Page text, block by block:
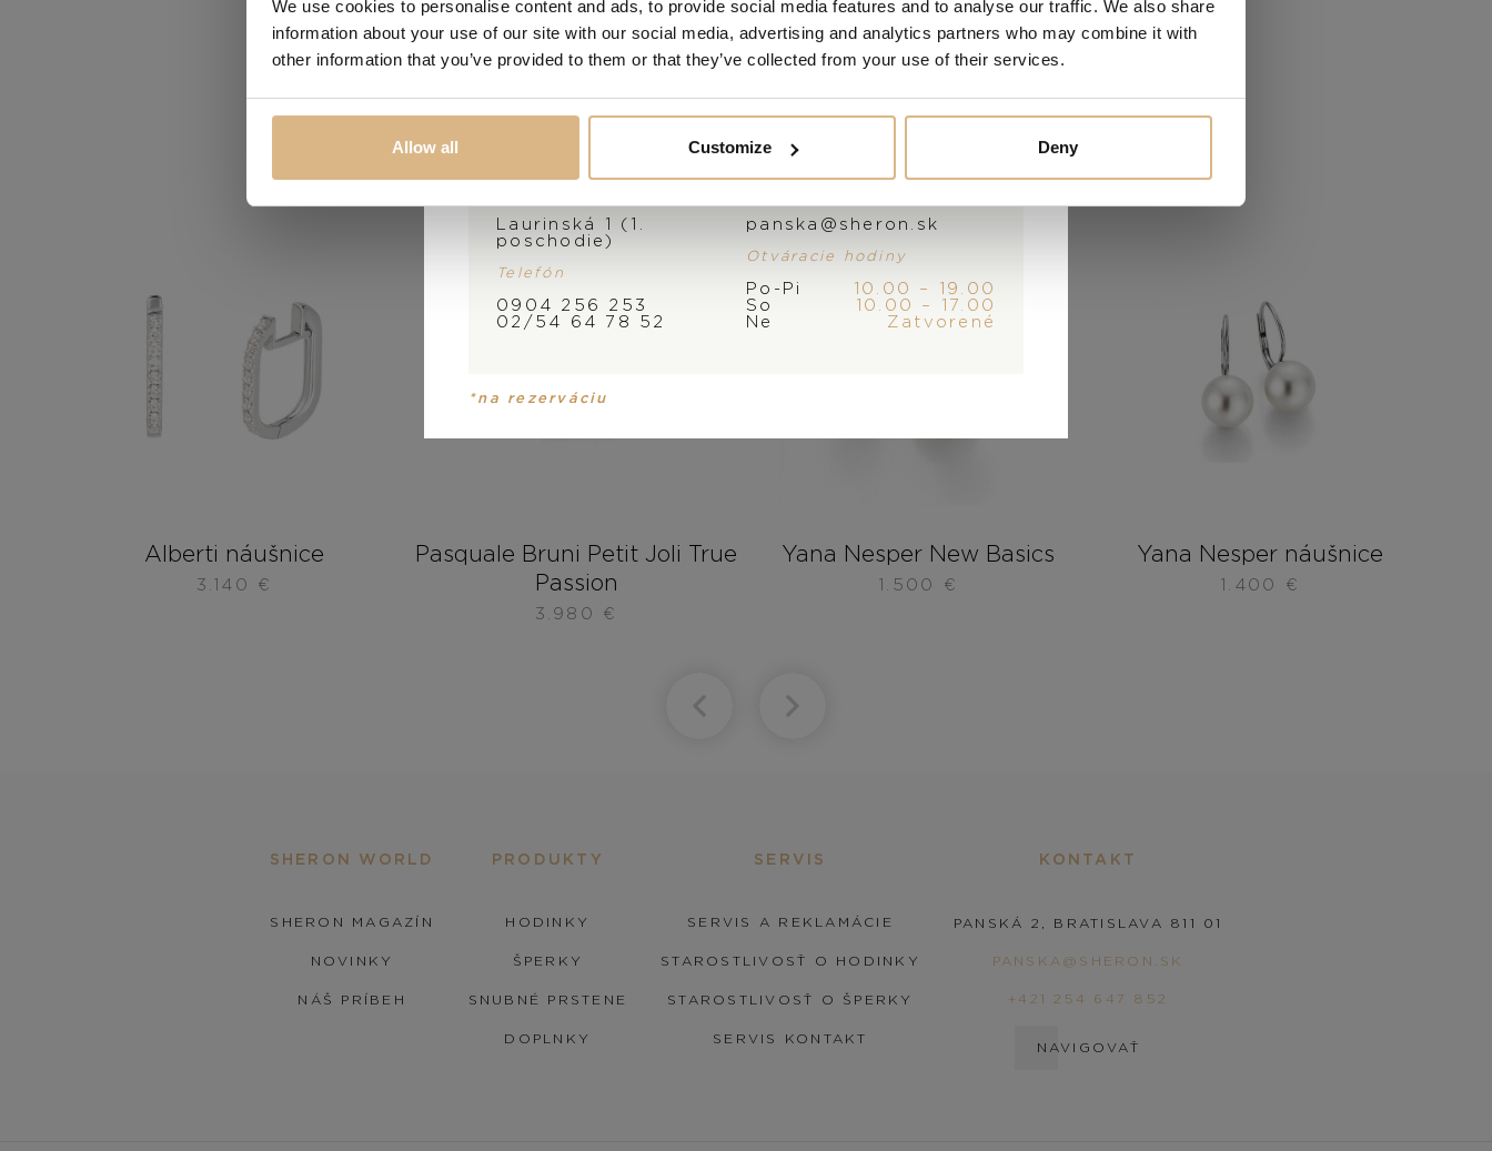
We use cookies to personalise content and ads, to provide social media features and to analyse our traffic. We also share
information about your use of our site with our social media, advertising and analytics partners who may combine it with
other information that you’ve provided to them or that they’ve collected from your use of their services.
Allow all Customize Deny
Obľúbené produkty našich zákazníkov
Alberti náušnice
3.140 €
Pasquale Bruni Petit Joli True
Passion
3.980 €
Yana Nesper New Basics
1.500 €
Yana Nesper náušnice
1.400 €
SHERON WORLD
SHERON MAGAZÍN
NOVINKY
NÁŠ PRÍBEH
PRODUKTY
HODINKY
ŠPERKY
SNUBNÉ PRSTENE
DOPLNKY
SERVIS
SERVIS A REKLAMÁCIE
STAROSTLIVOSŤ O HODINKY
STAROSTLIVOSŤ O ŠPERKY
SERVIS KONTAKT
KONTAKT
PANSKÁ 2, BRATISLAVA 811 01
PANSKA@SHERON.SK
+421 254 647 852
NAVIGOVAŤ
Laurinská 1 (1.
poschodie)
Telefón
0904 256 253
02/54 64 78 52
panska@sheron.sk
Otváracie hodiny
Po-Pi
10.00 – 19.00
So
10.00 – 17.00
Ne
Zatvorené
*na rezerváciu